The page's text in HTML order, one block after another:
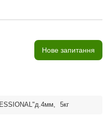
Нове запитання
, 5кг